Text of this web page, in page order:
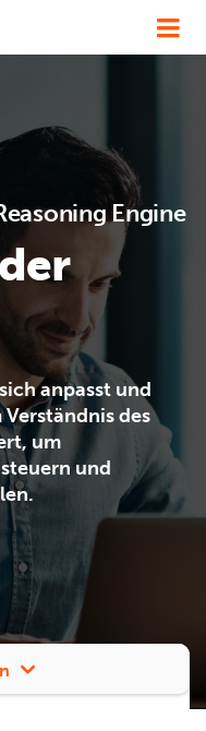
Engine
anpasst und
des
um
und